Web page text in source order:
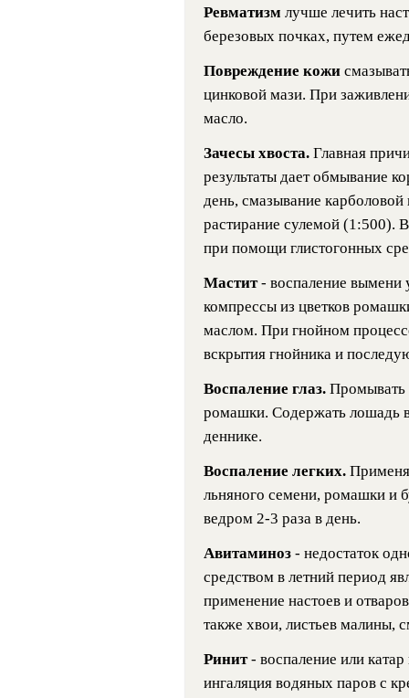
Ревматизм лучше лечить
березовых почках, путем
Повреждение кожи
цинковой мази. При
масло.
Зачесы хвоста. Главная
результаты дает обмывание
день, смазывание
растирание сулемой (1:500).
при помощи глистогонных
Мастит- воспаление
компрессы из цветков
маслом. При гнойном
вскрытия гнойника и
Воспаление глаз. Промывать
ромашки. Содержать лошадь
деннике.
Воспаление легких.
льняного семени, ромашки и
ведром 2-3 раза в день.
Авитаминоз - недостаток
средством в летний период
применение настоев и
также хвои, листьев малины,
Ринит- воспаление или
ингаляция водяных паров с